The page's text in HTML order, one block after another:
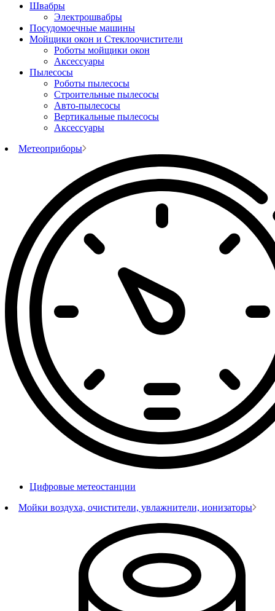
Швабры
Электрошвабры
Посудомоечные машины
Мойщики окон и Стеклоочистители
Роботы мойщики окон
Аксессуары
Пылесосы
Роботы пылесосы
Строительные пылесосы
Авто-пылесосы
Вертикальные пылесосы
Аксессуары
Метеоприборы
Цифровые метеостанции
Мойки воздуха, очистители, увлажнители, ионизаторы